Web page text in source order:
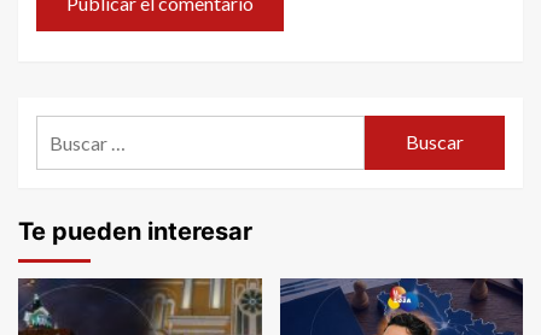
Te pueden interesar